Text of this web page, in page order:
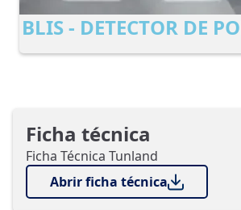
BLIS - DETECTOR DE
Ficha técnica
Ficha Técnica Tunland
Abrir ficha técnica